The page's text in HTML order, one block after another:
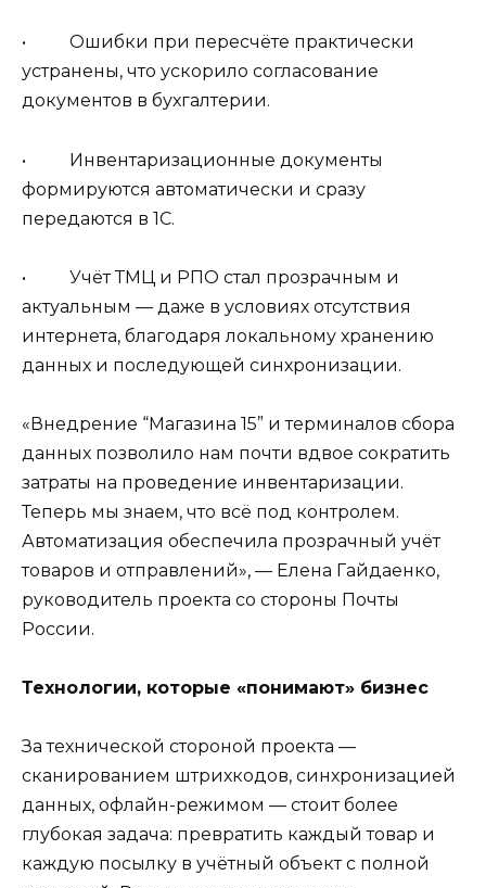
• Ошибки при пересчёте практически
устранены, что ускорило согласование
документов в бухгалтерии.
• Инвентаризационные документы
формируются автоматически и сразу
передаются в 1С.
• Учёт ТМЦ и РПО стал прозрачным и
актуальным — даже в условиях отсутствия
интернета, благодаря локальному хранению
данных и последующей синхронизации.
«Внедрение “Магазина 15” и терминалов сбора
данных позволило нам почти вдвое сократить
затраты на проведение инвентаризации.
Теперь мы знаем, что всё под контролем.
Автоматизация обеспечила прозрачный учёт
товаров и отправлений», — Елена Гайдаенко,
руководитель проекта со стороны Почты
России.
Технологии, которые «понимают» бизнес
За технической стороной проекта —
сканированием штрихкодов, синхронизацией
данных, офлайн-режимом — стоит более
глубокая задача: превратить каждый товар и
каждую посылку в учётный объект с полной